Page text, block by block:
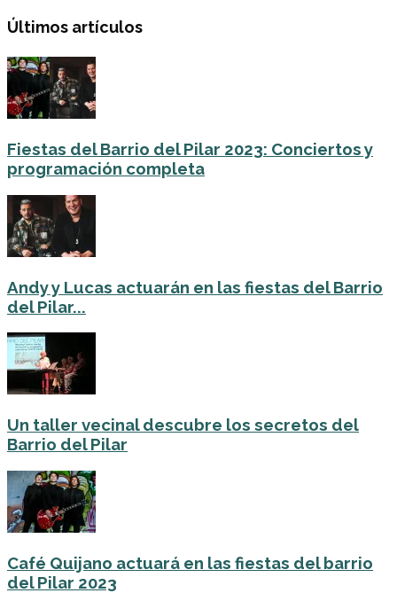
Últimos artículos
Fiestas del Barrio del Pilar 2023: Conciertos y
programación completa
Andy y Lucas actuarán en las fiestas del Barrio
del Pilar...
Un taller vecinal descubre los secretos del
Barrio del Pilar
Café Quijano actuará en las fiestas del barrio
del Pilar 2023